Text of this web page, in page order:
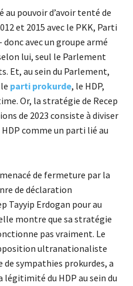
pouvoir d’avoir tenté de
et 2015 avec le PKK, Parti
avec un groupe armé
lui, seul le Parlement
Et, au sein du Parlement,
parti prokurde, le HDP,
Or, la stratégie de Recep
de 2023 consiste à diviser
comme un parti lié au
de fermeture par la
de déclaration
Tayyip Erdogan pour au
montre que sa stratégie
pas vraiment. Le
ultranationaliste
de sympathies prokurdes, a
du HDP au sein du